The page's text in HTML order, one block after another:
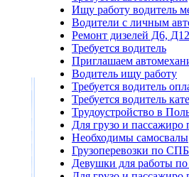
Ищу работу водитель
Водители с личным
Ремонт дизелей Д6,
Требуется водитель
Приглашаем
Водитель ищу работу
Требуется водитель
Требуется водитель
Трудоустройство в
Для грузо и пассажиро
Необходимы самосвалы
Грузоперевозки по
Девушки для работы